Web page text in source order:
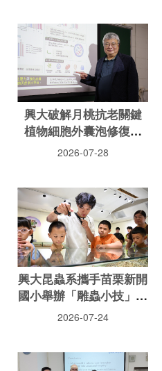
興大破解月桃抗老關鍵
植物細胞外囊泡修復肌
膚、提升細胞能量
2026-07-28
興大昆蟲系攜手苗栗新開
國小舉辦「雕蟲小技」暑
期科普營
2026-07-24